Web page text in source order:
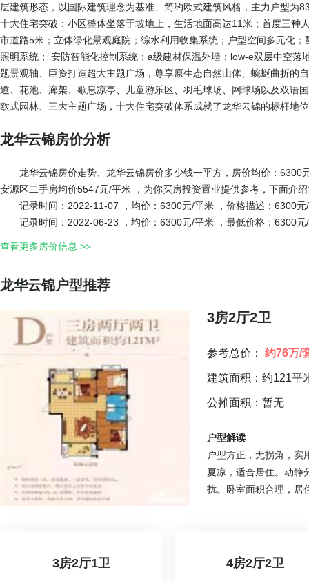
层建筑形态，以国际建筑理念为基准、简约欧式建筑风格，主力户型为
十大住宅突破：小区整体坐落于坡地上，生活地面高达11米；首度三种
市道路5米；立体绿化景观庭院；综水利用收集系统；户型空间多元化
照明系统； 安防智能化控制系统；a级建材保温外墙；low-e双层中空落
题景观轴、巨资打造超大主题广场，尊享原生态自然山体、蜿蜒曲折的
道、花池、廊架、歇息凉亭、儿童游乐区、羽毛球场、网球场以及双语
欧式园林、三大主题广场，十大住宅突破体系成就了龙华云锦的标杆地
龙华云锦房价分析
龙华云锦房价走势、龙华云锦房价多少钱一平方，房价均价：6300
安源区二手房均价5547元/平米 ，为你买房投资置业提供参考，下面介
记录时间：2022-11-07 ，均价：6300元/平米 ，价格描述：6300
记录时间：2022-06-23 ，均价：6300元/平米 ，最低价格：6300元
查看更多房价信息 >>
龙华云锦户型推荐
3房2厅2卫
参考总价： 约76万/
建筑面积：约121平
公摊面积：暂无
户型解读
户型方正，无拐角，实
夏凉，适合居住。动静
扰。卧室面积合理，居
3房2厅1卫 4房2厅2卫